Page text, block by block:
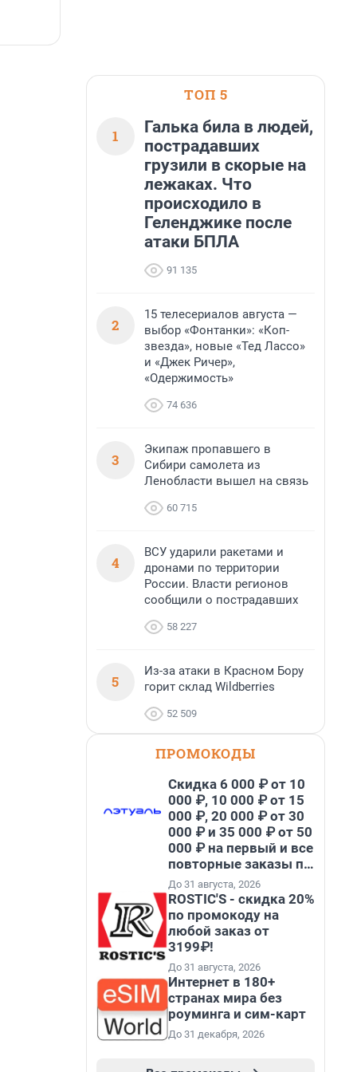
ТОП 5
1
Галька била в людей,
пострадавших
грузили в скорые на
лежаках. Что
происходило в
Геленджике после
атаки БПЛА
91 135
2
15 телесериалов августа —
выбор «Фонтанки»: «Коп-
звезда», новые «Тед Лассо»
и «Джек Ричер»,
«Одержимость»
74 636
3
Экипаж пропавшего в
Сибири самолета из
Ленобласти вышел на связь
60 715
4
ВСУ ударили ракетами и
дронами по территории
России. Власти регионов
сообщили о пострадавших
58 227
5
Из-за атаки в Красном Бору
горит склад Wildberries
52 509
ПРОМОКОДЫ
Скидка 6 000 ₽ от 10
000 ₽, 10 000 ₽ от 15
000 ₽, 20 000 ₽ от 30
000 ₽ и 35 000 ₽ от 50
000 ₽ на первый и все
повторные заказы по
промокоду НАБЕРИ
До 31 августа, 2026
ROSTIC'S - скидка 20%
по промокоду на
любой заказ от
3199₽!
До 31 августа, 2026
Интернет в 180+
странах мира без
роуминга и сим-карт
До 31 декабря, 2026